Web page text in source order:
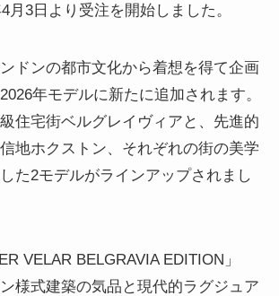
月3日より受注を開始しました。
ドンの都市文化から着想を得て企画
年モデルに新たに追加されます。
住宅街ベルグレイヴィアと、先進的
地ホクストン、それぞれの街の美学
た2モデルがラインアップされまし
VELAR BELGRAVIA EDITION」
様式建築の気品と現代的ラグジュア